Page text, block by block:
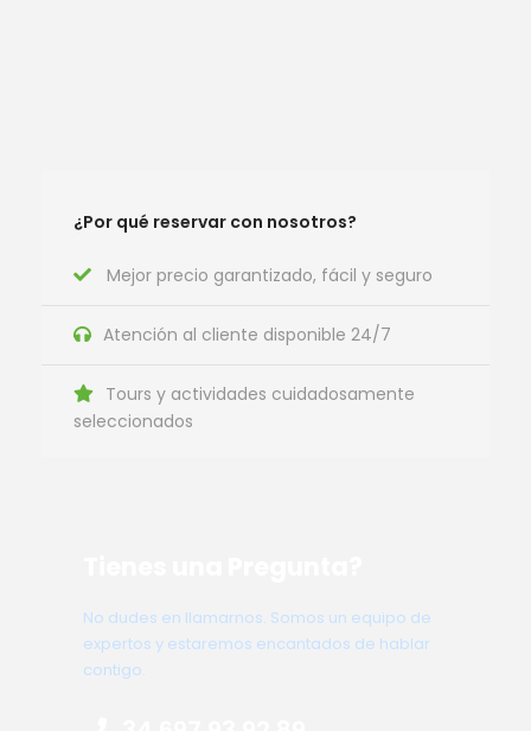
¿Por qué reservar con nosotros?
Mejor precio garantizado, fácil y seguro
Atención al cliente disponible 24/7
Tours y actividades cuidadosamente
seleccionados
No dudes en llamarnos. Somos un equipo de
expertos y estaremos encantados de hablar
contigo.